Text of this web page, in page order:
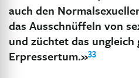
auch den
das Ausschnüffeln von
und züchtet das ungleich
Erpressertum.»33